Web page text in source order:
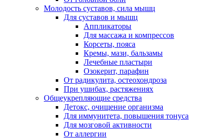
Молодость суставов, сила мышц
Для суставов и мышц
Аппликаторы
Для массажа и компрессов
Корсеты, пояса
Кремы, мази, бальзамы
Лечебные пластыри
Озокерит, парафин
От радикулита, остеохондроза
При ушибах, растяжениях
Общеукрепляющие средства
Детокс, очищение организма
Для иммунитета, повышения тонуса
Для мозговой активности
От аллергии